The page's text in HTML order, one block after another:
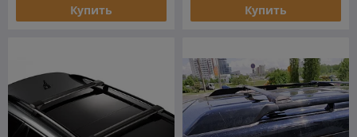
Купить Купить